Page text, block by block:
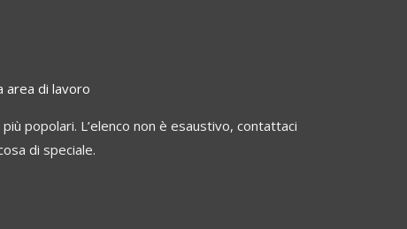
area di lavoro
popolari. L’elenco non è esaustivo, contattaci
di speciale.